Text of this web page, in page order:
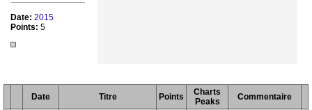
Date: 2015
Points: 5
Date Titre Points
Charts
Peaks
Commentaire